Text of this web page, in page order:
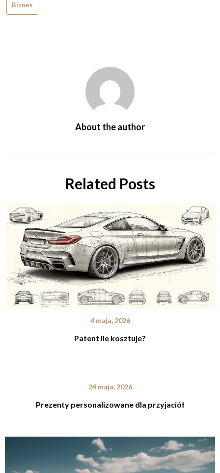
Biznes
About the author
Related Posts
4 maja, 2026
Patent ile kosztuje?
24 maja, 2026
Prezenty personalizowane dla przyjaciół